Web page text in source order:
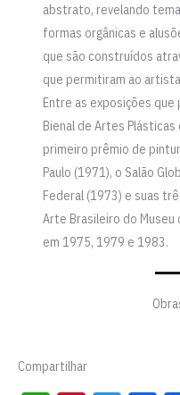
abstrato, revelando
formas orgânicas e
que são construídos
que permitiram ao
Entre as exposições
Bienal de Artes
primeiro prêmio de
Paulo (1971), o Salão
Federal (1973) e suas
Arte Brasileiro do Museu
em 1975, 1979 e 1983.
Compartilhar